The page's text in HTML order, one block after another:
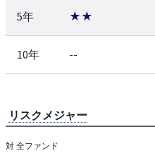
5年 ★★
10年 --
リスクメジャー
対 全ファンド